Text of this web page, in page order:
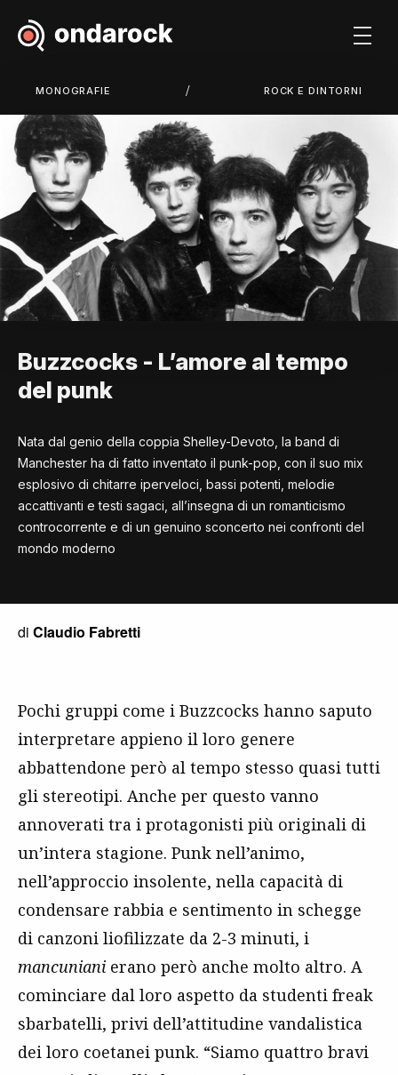
MONOGRAFIE / ROCK E DINTORNI
Buzzcocks - L’amore al tempo
del punk
Nata dal genio della coppia Shelley-Devoto, la band di
Manchester ha di fatto inventato il punk-pop, con il suo mix
esplosivo di chitarre iperveloci, bassi potenti, melodie
accattivanti e testi sagaci, all’insegna di un romanticismo
controcorrente e di un genuino sconcerto nei confronti del
mondo moderno
di Claudio Fabretti
Pochi gruppi come i Buzzcocks hanno saputo
interpretare appieno il loro genere
abbattendone però al tempo stesso quasi tutti
gli stereotipi. Anche per questo vanno
annoverati tra i protagonisti più originali di
un’intera stagione. Punk nell’animo,
nell’approccio insolente, nella capacità di
condensare rabbia e sentimento in schegge
di canzoni liofilizzate da 2-3 minuti, i
mancuniani erano però anche molto altro. A
cominciare dal loro aspetto da studenti freak
sbarbatelli, privi dell’attitudine vandalistica
dei loro coetanei punk. “Siamo quattro bravi